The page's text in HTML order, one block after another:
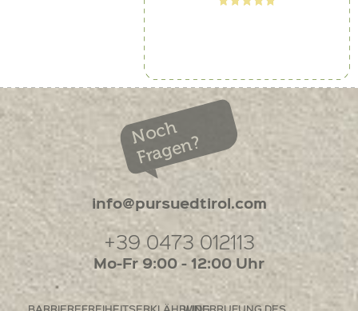
Noch
Fragen?
info@pursuedtirol.com
+39 0473 012113
Mo-Fr 9:00 - 12:00 Uhr
BARRIEREFREIHEITSERKLÄHRUNGWIDERRUFUNG DES